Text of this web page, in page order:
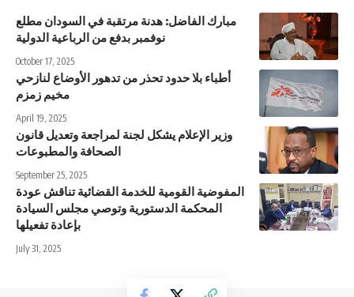
مبارك الفاضل: هدنة مرتقبة في السودان مطلع
نوفمبر بدفع من الرباعية الدولية
October 17, 2025
أطباء بلا حدود تحذر من تدهور الأوضاع لنازحي
مخيم زمزم
April 19, 2025
وزير الإعلام يشكل لجنة لمراجعة وتعديل قانون
الصحافة والمطبوعات
September 25, 2025
المفوضية القومية للخدمة القضائية تناقش عودة
المحكمة الدستورية وتوصي مجلس السيادة
بإعادة تفعيلها
July 31, 2025